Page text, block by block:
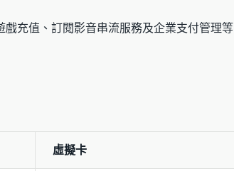
充值、訂閱影音串流服務及企業支付管理等
虛擬卡